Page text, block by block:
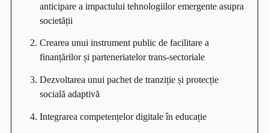
anticipare a impactului tehnologiilor emergente asupra
societății
Crearea unui instrument public de facilitare a
finanțărilor și parteneriatelor trans-sectoriale
Dezvoltarea unui pachet de tranziție și protecție
socială adaptivă
Integrarea competențelor digitale în educație